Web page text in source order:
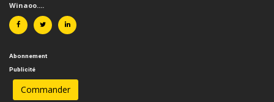
Winaoo....
Abonnement
Publicité